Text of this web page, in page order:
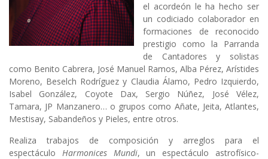
el acordeón le ha hecho ser
un codiciado colaborador en
formaciones de reconocido
prestigio como la Parranda
de Cantadores y solistas
como Benito Cabrera, José Manuel Ramos, Alba Pérez, Arístides
Moreno, Beselch Rodríguez y Claudia Álamo, Pedro Izquierdo,
Isabel González, Coyote Dax, Sergio Núñez, José Vélez,
Tamara, JP Manzanero… o grupos como Añate, Jeita, Atlantes,
Mestisay, Sabandeños y Pieles, entre otros.
Realiza trabajos de composición y arreglos para el
espectáculo Harmonices Mundi, un espectáculo astrofísico-